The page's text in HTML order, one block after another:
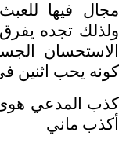
مجال فيها
ولذلك تجده
الاستحسان
كونه يحب اثنين
كذب المدعي هوى
أكذب ماني